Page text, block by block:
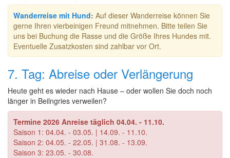
Wanderreise mit Hund: Auf dieser Wanderreise können Sie
gerne Ihren vierbeinigen Freund mitnehmen. Bitte teilen Sie
uns bei Buchung die Rasse und die Größe Ihres Hundes mit.
Eventuelle Zusatzkosten sind zahlbar vor Ort.
7. Tag: Abreise oder Verlängerung
Heute geht es wieder nach Hause – oder wollen Sie doch noch
länger in Beilngries verweilen?
Termine 2026 Anreise täglich 04.04. - 11.10.
Saison 1: 04.04. - 03.05. | 14.09. - 11.10.
Saison 2: 04.05. - 22.05. | 31.08. - 13.09.
Saison 3: 23.05. - 30.08.